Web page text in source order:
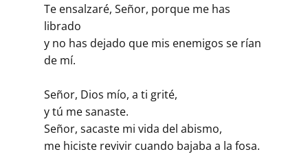
Te ensalzaré, Señor, porque me has
librado
y no has dejado que mis enemigos se rían
de mí.
Señor, Dios mío, a ti grité,
y tú me sanaste.
Señor, sacaste mi vida del abismo,
me hiciste revivir cuando bajaba a la fosa.